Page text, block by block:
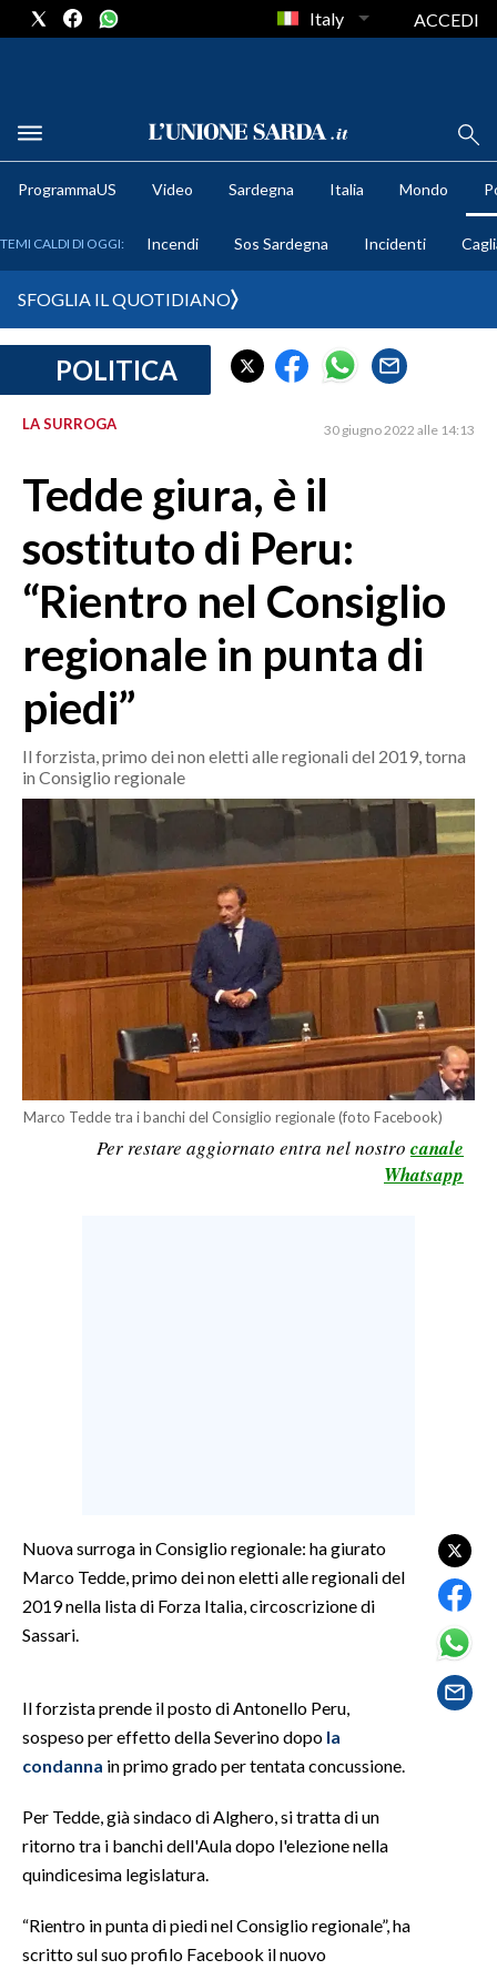
METEO
CRONACA SARDEGNA
MEDIO CAMPIDANO
ORISTANO E PROVINCIA
GALLURA
NUORO E PROVINCIA
OGLIASTRA
AGENDA
CRONACA
ITALIA
POLITICA
ECONOMIA
SERVIZI ALLE IMPRESE
BANDI
SPORT IN SARDEGNA
SALUTE
SARDI NEL MONDO
EVENTI
#CARAUNIONE
3 MINUTI CON
Italy ACCEDI
ProgrammaUS Video Sardegna Italia Mondo
TEMI CALDI DI OGGI: Incendi Sos Sardegna Incidenti
SFOGLIA IL QUOTIDIANO
POLITICA
LA SURROGA 30 giugno 2022 alle 14:13
Tedde giura, è il
sostituto di Peru:
“Rientro nel Consiglio
regionale in punta di
piedi”
Il forzista, primo dei non eletti alle regionali del 2019, torna
in Consiglio regionale
Marco Tedde tra i banchi del Consiglio regionale (foto Facebook)
Per restare aggiornato entra nel nostro canale
Whatsapp
Nuova surroga in Consiglio regionale: ha giurato
Marco Tedde, primo dei non eletti alle regionali del
2019 nella lista di Forza Italia, circoscrizione di
Sassari.
Il forzista prende il posto di Antonello Peru,
sospeso per effetto della Severino dopo la
condanna in primo grado per tentata concussione.
Per Tedde, già sindaco di Alghero, si tratta di un
ritorno tra i banchi dell'Aula dopo l'elezione nella
quindicesima legislatura.
“Rientro in punta di piedi nel Consiglio regionale”, ha
scritto sul suo profilo Facebook il nuovo